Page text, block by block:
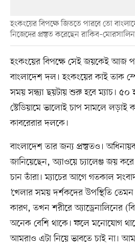
হংকংয়ের বিপক্ষে জিততে পারবে তো
নিজেদের প্রস্তুত করেছেন
হংকংয়ের বিপক্ষে সেই জয়কেই আজ
বাংলাদেশ দল। হংকংয়ের কাই তাক
সময় সন্ধ্যা ছয়টায় শুরু হবে ম্যাচ। ৫০
স্টেডিয়ামে ভালোই চাপ সামলে লড়াই
কাবরেরার দলকে।
বাংলাদেশ তার জন্য প্রস্তুতও।
জানিয়েছেন, অ্যাওয়ে চ্যালেঞ্জ জয়
চান তাঁরা। ম্যাচের আগে গতকাল
‘খেলার সময় দর্শকদের উপস্থিতি
কারণ, তখন শরীরে অ্যাড্রেনালিনের
অনেক বেশি থাকে। ফলে মনোযোগ
আমরাও এটা নিয়ে ভাবতে চাই না।